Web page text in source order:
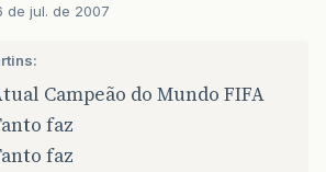
de jul. de 2007
Campeão do Mundo FIFA
faz
faz